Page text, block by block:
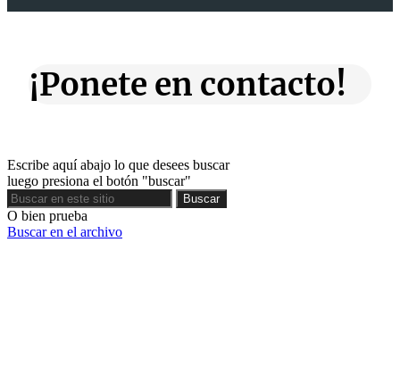
¡Ponete en contacto!
Escribe aquí abajo lo que desees buscar
luego presiona el botón "buscar"
Buscar
Buscar
O bien prueba
Buscar en el archivo